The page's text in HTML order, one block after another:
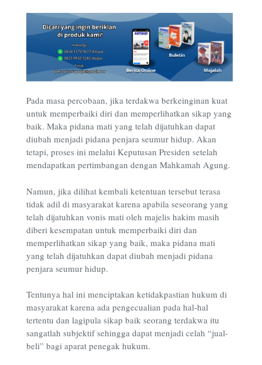
Pada masa percobaan, jika terdakwa berkeinginan kuat
untuk memperbaiki diri dan memperlihatkan sikap yang
baik. Maka pidana mati yang telah dijatuhkan dapat
diubah menjadi pidana penjara seumur hidup. Akan
tetapi, proses ini melalui Keputusan Presiden setelah
mendapatkan pertimbangan dengan Mahkamah Agung.
Namun, jika dilihat kembali ketentuan tersebut terasa
tidak adil di masyarakat karena apabila seseorang yang
telah dijatuhkan vonis mati oleh majelis hakim masih
diberi kesempatan untuk memperbaiki diri dan
memperlihatkan sikap yang baik, maka pidana mati
yang telah dijatuhkan dapat diubah menjadi pidana
penjara seumur hidup.
Tentunya hal ini menciptakan ketidakpastian hukum di
masyarakat karena ada pengecualian pada hal-hal
tertentu dan lagipula sikap baik seorang terdakwa itu
sangatlah subjektif sehingga dapat menjadi celah “jual-
beli” bagi aparat penegak hukum.